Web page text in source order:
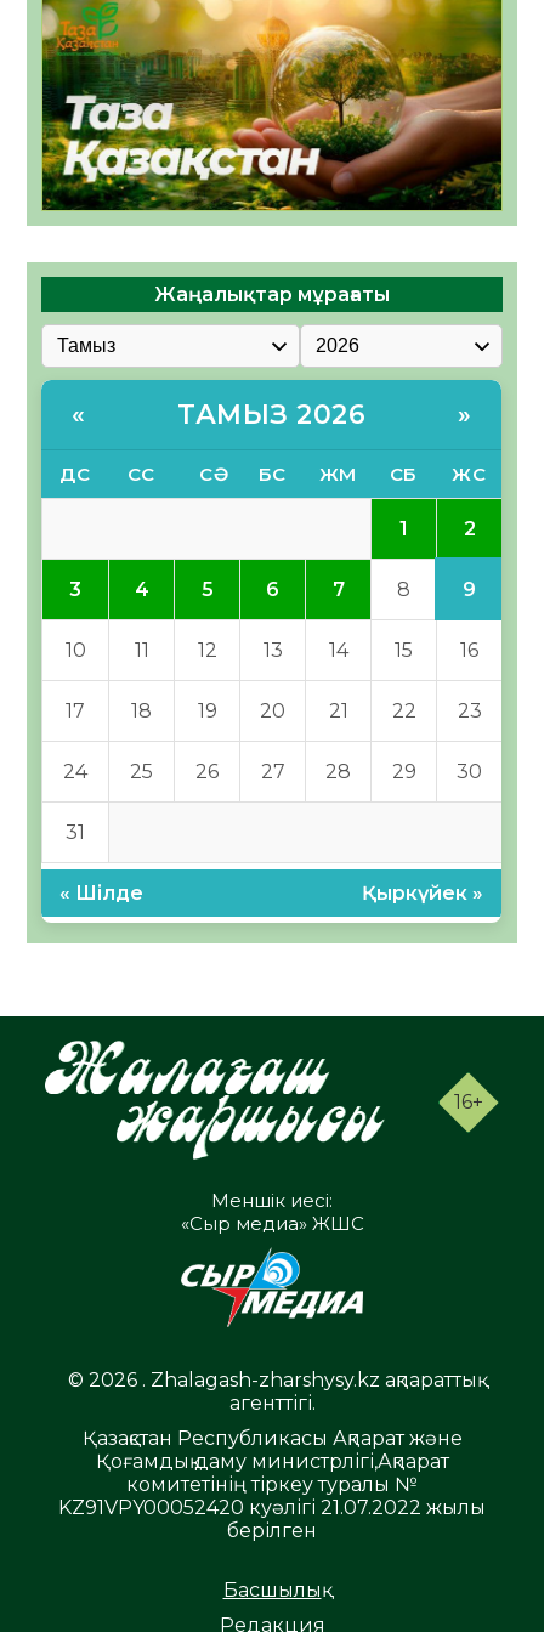
Жаңалықтар мұрағаты
« ТАМЫЗ 2026 »
ДС СС СӘ БС ЖМ СБ ЖС
1 2
3 4 5 6 7 8 9
10 11 12 13 14 15 16
17 18 19 20 21 22 23
24 25 26 27 28 29 30
31
« Шілде Қыркүйек »
16+
Меншік иесі:
«Сыр медиа» ЖШС
© 2026 . Zhalagash-zharshysy.kz ақпараттық
агенттігі.
Қазақстан Республикасы Ақпарат және
Қоғамдық даму министрлігі,Ақпарат
комитетінің тіркеу туралы №
KZ91VPY00052420 куәлігі 21.07.2022 жылы
берілген
Басшылық
Редакция